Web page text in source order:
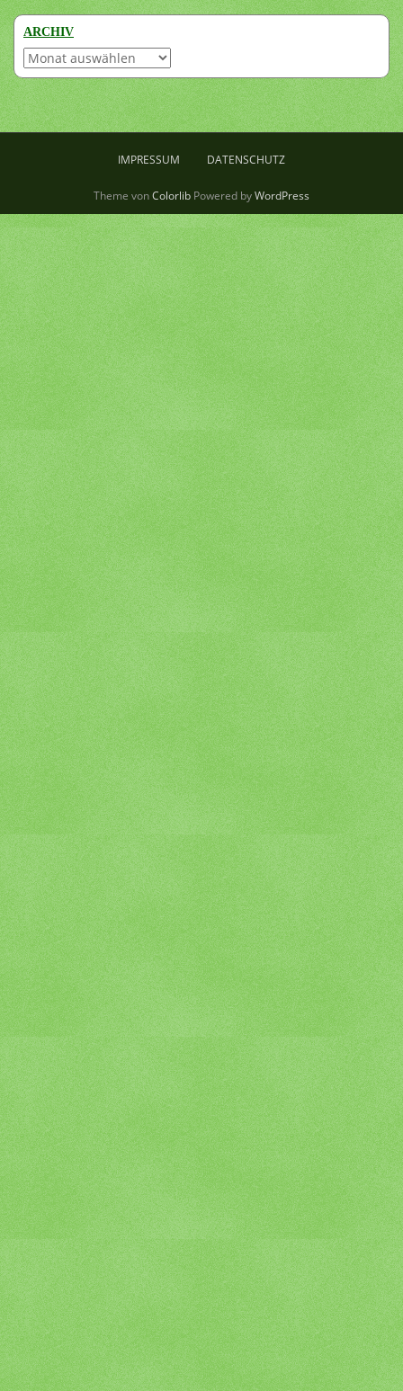
ARCHIV
Archiv
IMPRESSUM DATENSCHUTZ
Theme vonColorlib Powered byWordPress